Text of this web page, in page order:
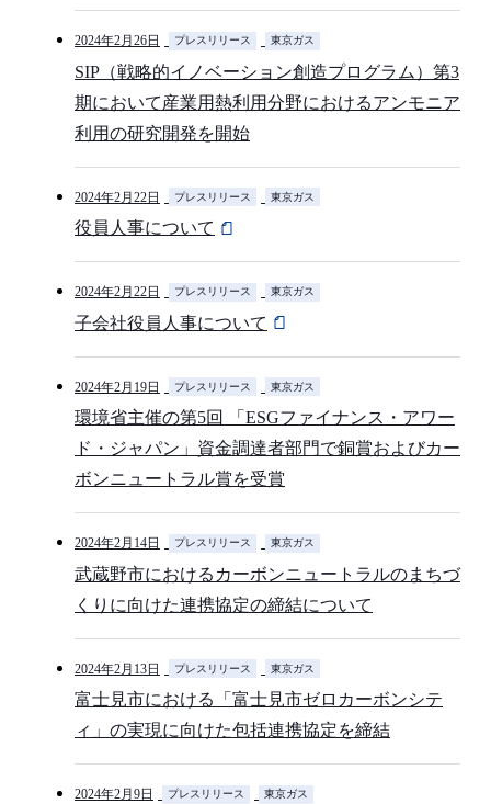
2024年2月26日 プレスリリース 東京ガス
SIP（戦略的イノベーション創造プログラム）第3
期において産業用熱利用分野におけるアンモニア
利用の研究開発を開始
2024年2月22日 プレスリリース 東京ガス
役員人事について
2024年2月22日 プレスリリース 東京ガス
子会社役員人事について
2024年2月19日 プレスリリース 東京ガス
環境省主催の第5回 「ESGファイナンス・アワー
ド・ジャパン」資金調達者部門で銅賞およびカー
ボンニュートラル賞を受賞
2024年2月14日 プレスリリース 東京ガス
武蔵野市におけるカーボンニュートラルのまちづ
くりに向けた連携協定の締結について
2024年2月13日 プレスリリース 東京ガス
富士見市における「富士見市ゼロカーボンシテ
ィ」の実現に向けた包括連携協定を締結
2024年2月9日 プレスリリース 東京ガス